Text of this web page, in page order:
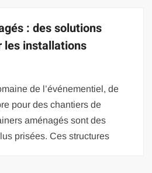
: des solutions
les installations
de l’événementiel, de
pour des chantiers de
aménagés sont des
prisées. Ces structures